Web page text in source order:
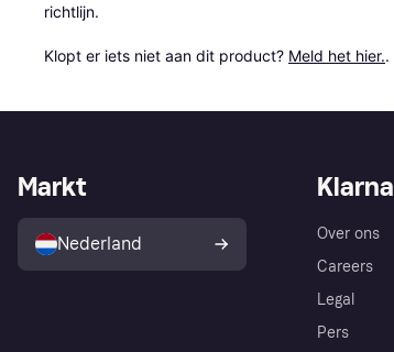
richtlijn.
Klopt er iets niet aan dit product? Meld het hier..
Klarna
Over ons
Careers
Legal
Pers
Markt
Nederland